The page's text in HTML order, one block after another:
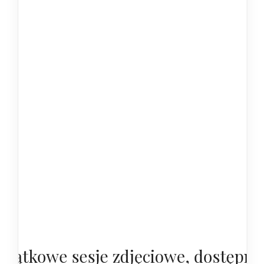
sesje zdjęciowe,